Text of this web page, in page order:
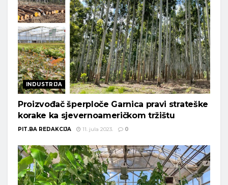
INDUSTRIJA
Proizvođač šperploče Garnica pravi strateške
korake ka sjevernoameričkom tržištu
PIT.BA REDAKCIJA 11. jula 2023. 0